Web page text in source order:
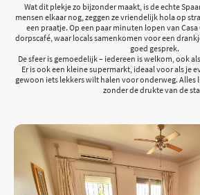
Wat dit plekje zo bijzonder maakt, is de echte
mensen elkaar nog, zeggen ze vriendelijk hola op
een praatje. Op een paar minuten lopen van
dorpscafé, waar locals samenkomen voor een
goed gesprek.
De sfeer is gemoedelijk – iedereen is welkom, ook
Er is ook een kleine supermarkt, ideaal voor als je
gewoon iets lekkers wilt halen voor onderweg. Alles
zonder de drukte van de